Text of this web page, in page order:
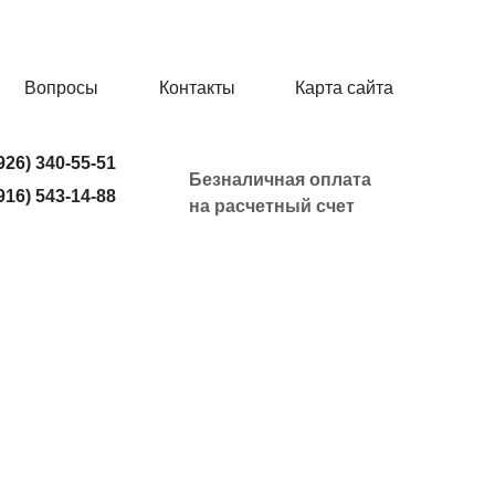
Вопросы Контакты Карта сайта
340-55-51
543-14-88
Безналичная оплата
на расчетный счет